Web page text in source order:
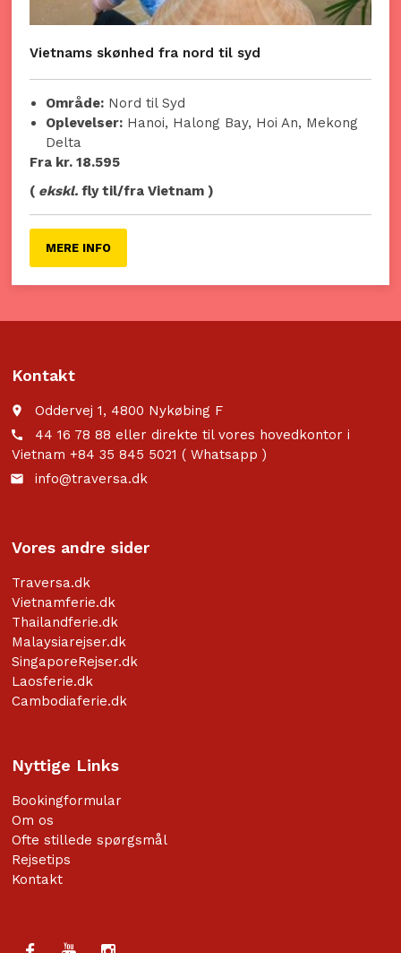
Vietnams skønhed fra nord til syd
Område: Nord til Syd
Oplevelser: Hanoi, Halong Bay, Hoi An, Mekong
Delta
Fra kr. 18.595
( ekskl. fly til/fra Vietnam )
MERE INFO
Kontakt
place Oddervej 1, 4800 Nykøbing F
call
44 16 78 88 eller direkte til vores hovedkontor i
Vietnam +84 35 845 5021 ( Whatsapp )
email info@traversa.dk
Vores andre sider
Traversa.dk
Vietnamferie.dk
Thailandferie.dk
Malaysiarejser.dk
SingaporeRejser.dk
Laosferie.dk
Cambodiaferie.dk
Nyttige Links
Bookingformular
Om os
Ofte stillede spørgsmål
Rejsetips
Kontakt